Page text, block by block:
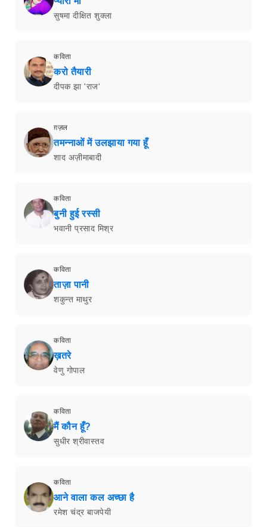
सुषमा दीक्षित शुक्ला
कविता
करो तैयारी
दीपक झा 'राज'
ग़ज़ल
तमन्नाओं में उलझाया गया हूँ
शाद अज़ीमाबादी
कविता
बुनी हुई रस्सी
भवानी प्रसाद मिश्र
कविता
ताज़ा पानी
शकुन्त माथुर
कविता
ख़तरे
वेणु गोपाल
कविता
मैं कौन हूँ?
सुधीर श्रीवास्तव
कविता
आने वाला कल अच्छा है
रमेश चंद्र बाजपेयी